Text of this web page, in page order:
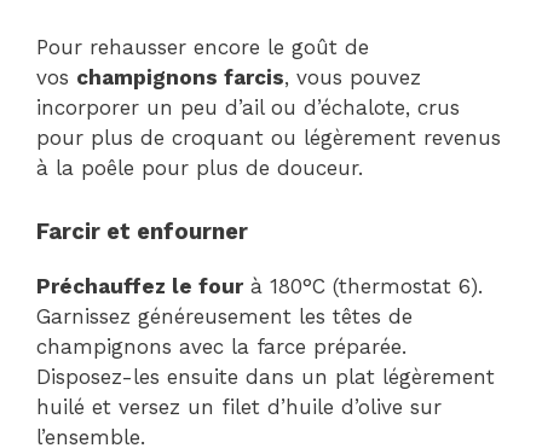
Pour rehausser encore le goût de
vos champignons farcis, vous pouvez
incorporer un peu d’ail ou d’échalote, crus
pour plus de croquant ou légèrement revenus
à la poêle pour plus de douceur.
Farcir et enfourner
Préchauffez le fourà 180°C (thermostat 6).
Garnissez généreusement les têtes de
champignons avec la farce préparée.
Disposez-les ensuite dans un plat légèrement
huilé et versez un filet d’huile d’olive sur
l’ensemble.